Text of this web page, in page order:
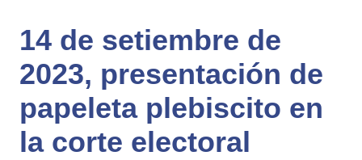
14 de setiembre de
2023, presentación de
papeleta plebiscito en
la corte electoral